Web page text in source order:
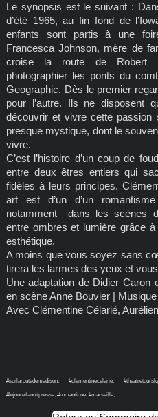
Le synopsis est le suivant :
d’été 1965, au fin fond de
enfants sont partis à une
Francesca Johnson, mère de
croise la route de Robert
photographier les ponts du
Geographic. Dès le premier
pour l’autre. Ils ne disposent
découvrir et vivre cette passion
presque mystique, dont le
vivre.
C’est l’histoire d’un coup de
entre deux êtres entiers qui
fidèles à leurs principes.
art est d’un d’un
notamment dans les scènes
entre ombres et lumière grâce
esthétique.
A moins que vous soyez sans
tirera les larmes des yeux et
Une adaptation de Didier Caron
en scène Anne Bouvier |
Avec Clémentine Célarié,
#surlaroutedemadison, #clementinecelarie,
#lejouretlanuitpresse, #romantique, #marseille,